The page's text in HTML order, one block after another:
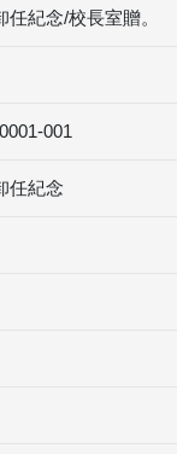
紀念/校長室贈。
001
任紀念